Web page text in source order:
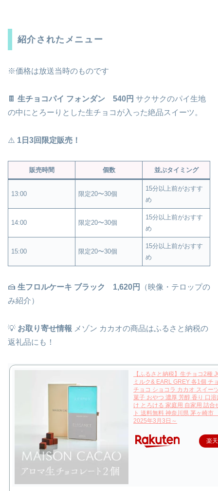
紹介されたメニュー
※価格は放送当時のものです
🍫 生チョコパイ フォンダン 540円 サクサクのパイ生地
の中にとろーりとした生チョコが入った絶品スイーツ。
⚠️ 1日3回限定販売！
販売時間 個数 並ぶタイミング
13:00 限定20〜30個
15分以上前がおすす
め
14:00 限定20〜30個
15分以上前がおすす
め
15:00 限定20〜30個
15分以上前がおすす
め
🍰 生フロルケーキ ブラック 1,620円
（映像・テロップの
み紹介）
💡 お取り寄せ情報 メゾン カカオの商品はふるさと納税の
返礼品にも！
【ふるさと納税】生チョコ2種
ミルク& EARL GREY 各1個 チ
チョコ ショコラ カカオ スイー
菓子 おやつ 濃厚 芳醇 香り 口
け とろける 家庭用 自家用 詰合
ト 送料無料 神奈川県 茅ヶ崎
2025年3月3日～
楽